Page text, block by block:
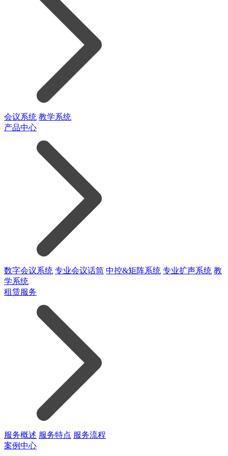
会议系统 教学系统
产品中心
数字会议系统 专业会议话筒 中控&矩阵系统 专业扩声系统 教
学系统
租赁服务
服务概述 服务特点 服务流程
案例中心